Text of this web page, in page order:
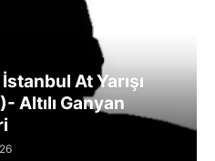
At Yarışı
Altılı Ganyan